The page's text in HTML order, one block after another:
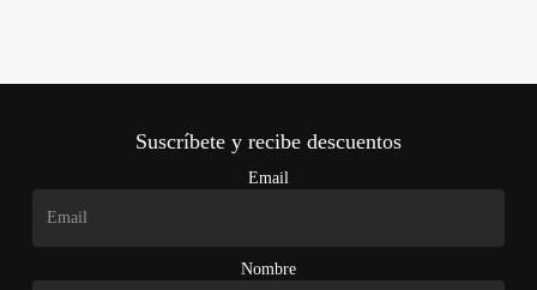
Suscríbete y recibe descuentos
Email
Nombre